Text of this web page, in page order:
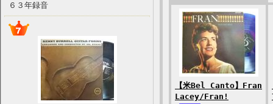
６３年録音
【米Bel Canto】Fran
Lacey/Fran!